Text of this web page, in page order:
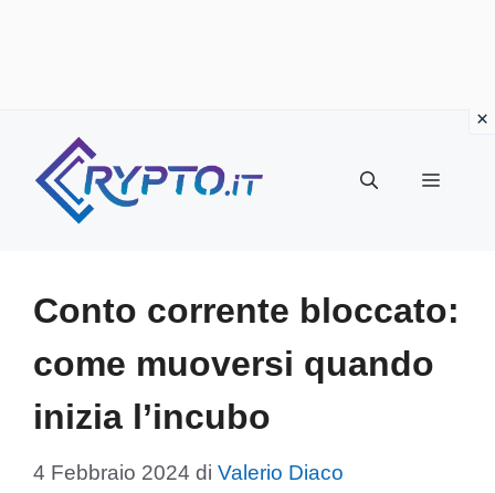
contenuto
Menu
Conto corrente bloccato:
come muoversi quando
inizia l’incubo
4 Febbraio 2024 di Valerio Diaco